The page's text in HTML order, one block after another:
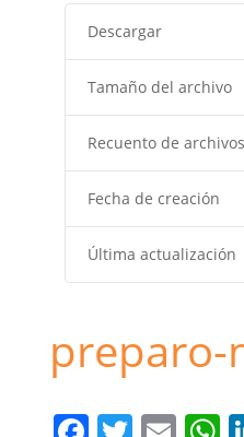
Descargar
Tamaño del archivo
Recuento de archivos
Fecha de creación
Última actualización
preparo-